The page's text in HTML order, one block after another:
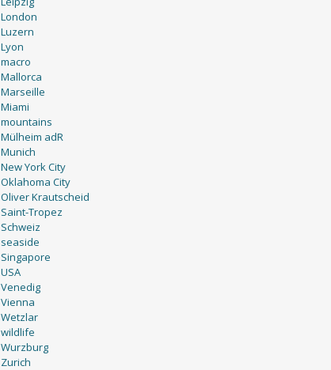
London
Luzern
Lyon
macro
Mallorca
Marseille
Miami
mountains
Mülheim adR
Munich
New York City
Oklahoma City
Oliver Krautscheid
Saint-Tropez
Schweiz
seaside
Singapore
USA
Venedig
Vienna
Wetzlar
wildlife
Wurzburg
Zurich